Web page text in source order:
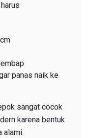
panas naik ke
sangat cocok
karena bentuk
alami.